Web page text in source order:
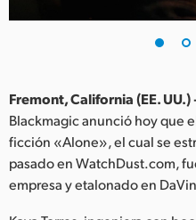
Germany
India
Italy
Japan
Fremont, California (EE.
Blackmagic anunció hoy que
ficción «Alone», el cual se
pasado en WatchDust.com,
empresa y etalonado en